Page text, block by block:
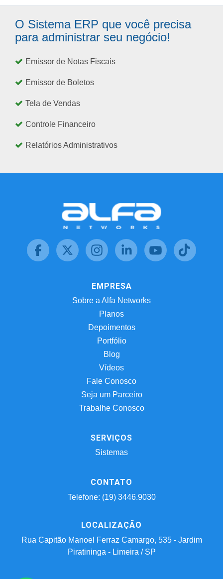
O Sistema ERP que você precisa
para administrar seu negócio!
Emissor de Notas Fiscais
Emissor de Boletos
Tela de Vendas
Controle Financeiro
Relatórios Administrativos
EMPRESA
Sobre a Alfa Networks
Planos
Depoimentos
Portfólio
Blog
Vídeos
Fale Conosco
Seja um Parceiro
Trabalhe Conosco
SERVIÇOS
Sistemas
CONTATO
Telefone: (19) 3446.9030
LOCALIZAÇÃO
Rua Capitão Manoel Ferraz Camargo, 535 - Jardim
Piratininga - Limeira / SP